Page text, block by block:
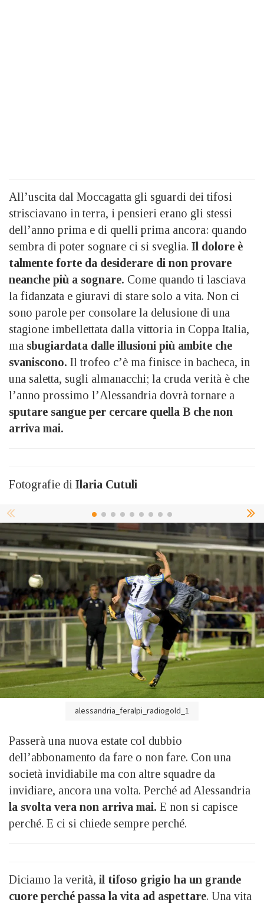
All’uscita dal Moccagatta gli sguardi dei tifosi
strisciavano in terra, i pensieri erano gli stessi
dell’anno prima e di quelli prima ancora: quando
sembra di poter sognare ci si sveglia. Il dolore è
talmente forte da desiderare di non provare
neanche più a sognare. Come quando ti lasciava
la fidanzata e giuravi di stare solo a vita. Non ci
sono parole per consolare la delusione di una
stagione imbellettata dalla vittoria in Coppa Italia,
ma sbugiardata dalle illusioni più ambite che
svaniscono. Il trofeo c’è ma finisce in bacheca, in
una saletta, sugli almanacchi; la cruda verità è che
l’anno prossimo l’Alessandria dovrà tornare a
sputare sangue per cercare quella B che non
arriva mai.
Fotografie di Ilaria Cutuli
alessandria_feralpi_radiogold_1
Passerà una nuova estate col dubbio
dell’abbonamento da fare o non fare. Con una
società invidiabile ma con altre squadre da
invidiare, ancora una volta. Perché ad Alessandria
la svolta vera non arriva mai. E non si capisce
perché. E ci si chiede sempre perché.
Diciamo la verità, il tifoso grigio ha un grande
cuore perché passa la vita ad aspettare. Una vita